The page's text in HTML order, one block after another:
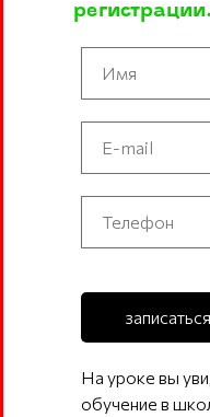
записаться
регистрации.
На уроке вы
обучение в